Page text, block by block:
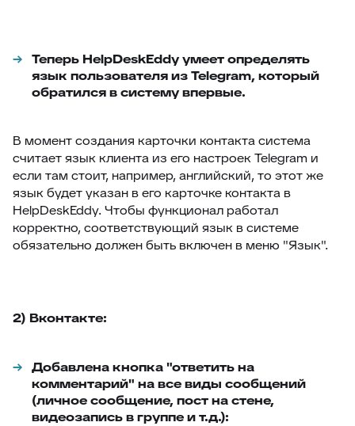
Теперь HelpDeskEddy умеет определять
язык пользователя из Telegram, который
обратился в систему впервые.
В момент создания карточки контакта система
считает язык клиента из его настроек Telegram и
если там стоит, например, английский, то этот же
язык будет указан в его карточке контакта в
HelpDeskEddy. Чтобы функционал работал
корректно, соответствующий язык в системе
обязательно должен быть включен в меню "Язык".
2) Вконтакте:
Добавлена кнопка "ответить на
комментарий" на все виды сообщений
(личное сообщение, пост на стене,
видеозапись в группе и т.д.):